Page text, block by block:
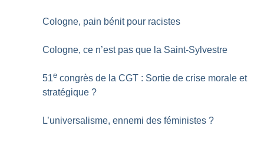
Cologne, pain bénit pour racistes
Cologne, ce n’est pas que la Saint-Sylvestre
51e congrès de la CGT : Sortie de crise morale et
stratégique ?
L’universalisme, ennemi des féministes ?